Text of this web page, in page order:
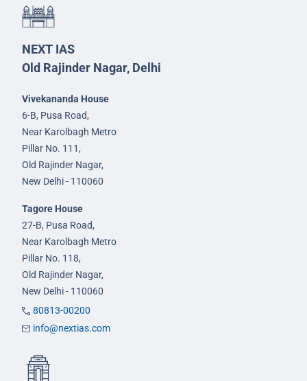
NEXT IAS
Old Rajinder Nagar, Delhi
Vivekananda House
6-B, Pusa Road,
Near Karolbagh Metro
Pillar No. 111,
Old Rajinder Nagar,
New Delhi - 110060
Tagore House
27-B, Pusa Road,
Near Karolbagh Metro
Pillar No. 118,
Old Rajinder Nagar,
New Delhi - 110060
80813-00200
info@nextias.com